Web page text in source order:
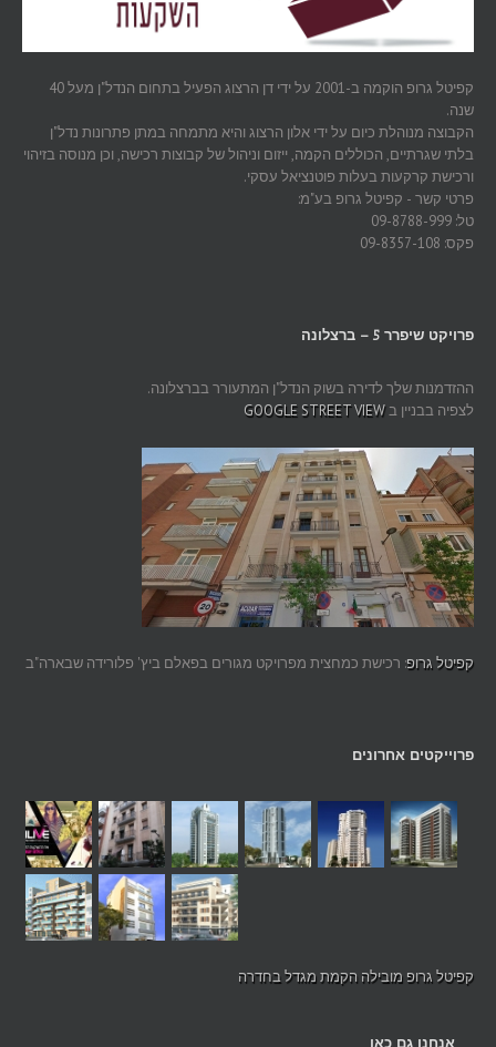
קפיטל גרופ הוקמה ב-2001 על ידי דן הרצוג הפעיל בתחום הנדל"ן מעל 40
שנה.
הקבוצה מנוהלת כיום על ידי אלון הרצוג והיא מתמחה במתן פתרונות נדל"ן
בלתי שגרתיים, הכוללים הקמה, ייזום וניהול של קבוצות רכישה, וכן מנוסה בזיהוי
ורכישת קרקעות בעלות פוטנציאל עסקי.
פרטי קשר - קפיטל גרופ בע"מ:
טל: 09-8788-999
פקס: 09-8357-108
פרויקט שיפרר 5 – ברצלונה
ההזדמנות שלך לדירה בשוק הנדל"ן המתעורר בברצלונה.
לצפיה בבניין בGOOGLE STREET VIEW
קפיטל גרופ: רכישת כמחצית מפרויקט מגורים בפאלם ביץ' פלורידה שבארה"ב
פרוייקטים אחרונים
קפיטל גרופ מובילה הקמת מגדל בחדרה
אנחנו גם כאן